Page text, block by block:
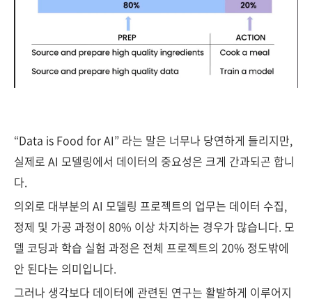
“Data is Food for AI” 라는 말은 너무나 당연하게 들리지만,
실제로 AI 모델링에서 데이터의 중요성은 크게 간과되곤 합니
다.
의외로 대부분의 AI 모델링 프로젝트의 업무는 데이터 수집,
정제 및 가공 과정이 80% 이상 차지하는 경우가 많습니다. 모
델 코딩과 학습 실험 과정은 전체 프로젝트의 20% 정도밖에
안 된다는 의미입니다.
그러나 생각보다 데이터에 관련된 연구는 활발하게 이루어지